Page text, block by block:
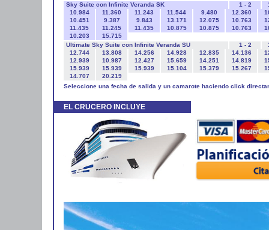
Sky Suite con Infinite Veranda SK
1 - 2
10.984
11.360 11.243 11.544 9.480 12.360
10.451
9.387 9.843 13.171 12.075 10.763
11.435
11.245 11.435 10.875 10.875 10.763
10.203
15.715
Ultimate Sky Suite con Infinite Veranda SU
1 - 2
12.744
13.808 14.256 14.928 12.835 14.136
12.939
10.987 12.427 15.659 14.251 14.819
15.939
15.939 15.939 15.104 15.379 15.267
14.707
20.219
Seleccione una fecha de salida y un camarote haciendo click
EL CRUCERO INCLUYE